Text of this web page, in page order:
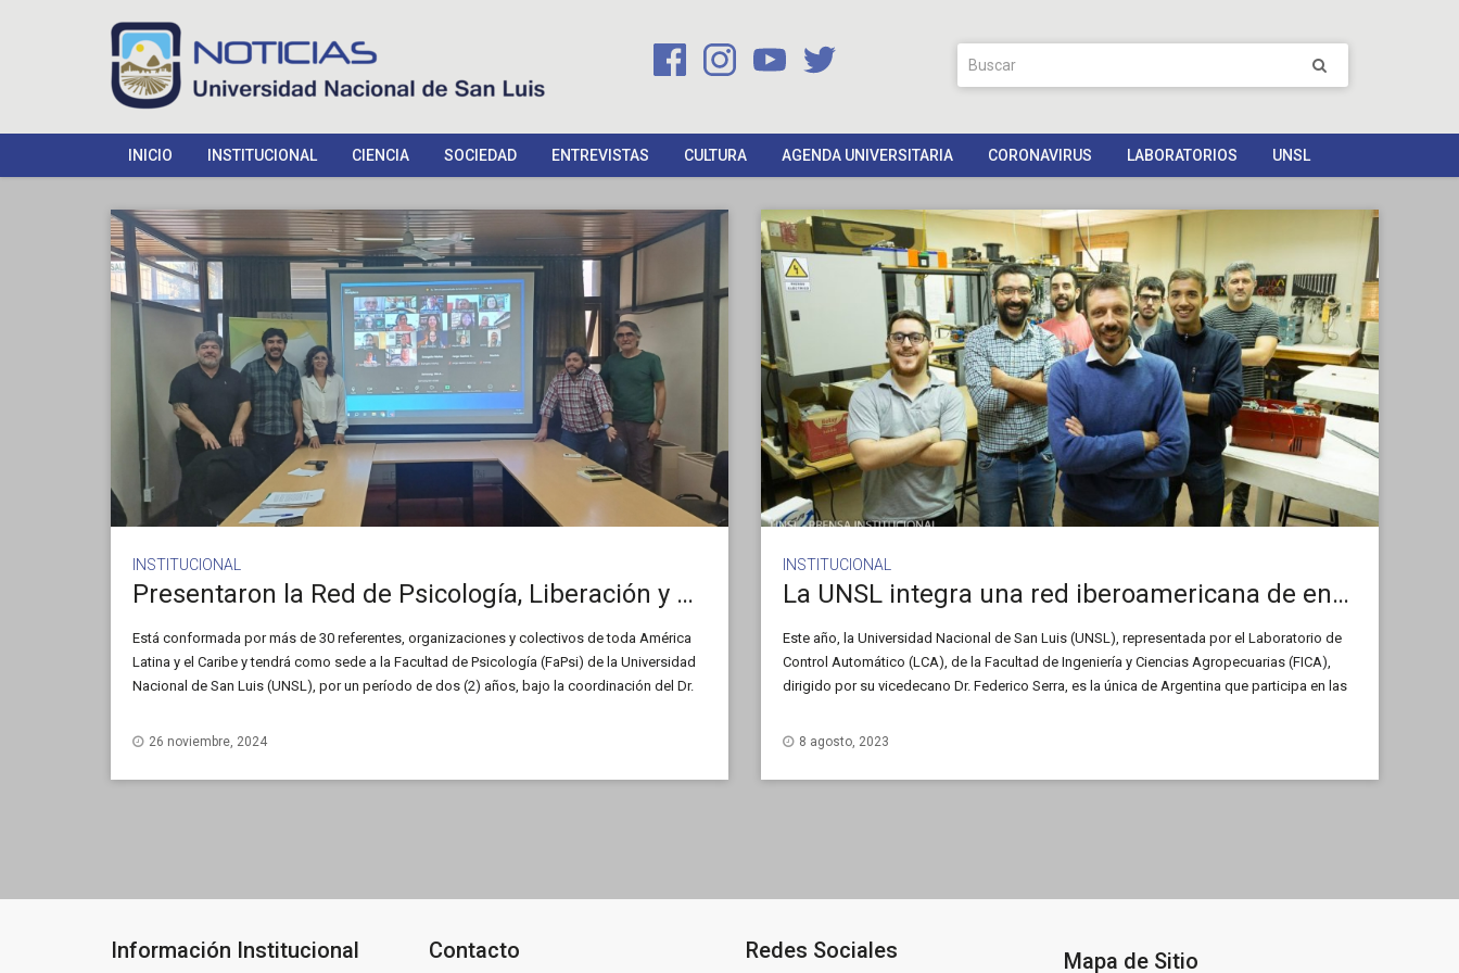
INICIO INSTITUCIONAL CIENCIA SOCIEDAD ENTREVISTAS CULTURA AGENDA UNIVERSITARIA CORONAVIRUS LABORATORIOS UNSL
INSTITUCIONAL
Presentaron la Red de Psicología, Liberación y Pensamiento Nuestroamericano
Está conformada por más de 30 referentes, organizaciones y colectivos de toda América
Latina y el Caribe y tendrá como sede a la Facultad de Psicología (FaPsi) de la Universidad
Nacional de San Luis (UNSL), por un período de dos (2) años, bajo la coordinación del Dr.
26 noviembre, 2024
INSTITUCIONAL
La UNSL integra una red iberoamericana de energías renovables
Este año, la Universidad Nacional de San Luis (UNSL), representada por el Laboratorio de
Control Automático (LCA), de la Facultad de Ingeniería y Ciencias Agropecuarias (FICA),
dirigido por su vicedecano Dr. Federico Serra, es la única de Argentina que participa en las
Sistemas Eléctricos (RIBIERSE), después de ganar la convocatoria 2022 del Programa
8 agosto, 2023
Información Institucional Contacto Redes Sociales Mapa de Sitio